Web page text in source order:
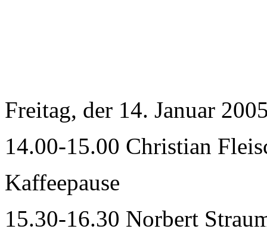
Freitag, der 14. Januar
14.00-15.00 Christian
Kaffeepause
15.30-16.30 Norbert